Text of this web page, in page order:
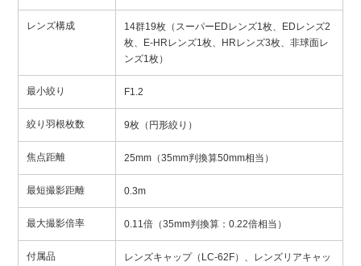
レンズ構成
14群19枚（スーパーEDレンズ1枚、EDレンズ2
枚、E-HRレンズ1枚、HRレンズ3枚、非球面レ
ンズ1枚）
最小絞り F1.2
絞り羽根枚数 9枚（円形絞り）
焦点距離 25mm（35mm判換算50mm相当）
最短撮影距離 0.3m
最大撮影倍率 0.11倍（35mm判換算：0.22倍相当）
付属品
レンズキャップ（LC-62F）、レンズリアキャッ